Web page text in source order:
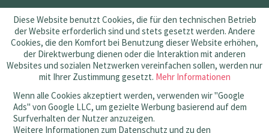
Diese Website benutzt Cookies, die für den technischen Betrieb
der Website erforderlich sind und stets gesetzt werden. Andere
Cookies, die den Komfort bei Benutzung dieser Website erhöhen,
der Direktwerbung dienen oder die Interaktion mit anderen
Websites und sozialen Netzwerken vereinfachen sollen, werden nur
mit Ihrer Zustimmung gesetzt. Mehr Informationen
Wenn alle Cookies akzeptiert werden, verwenden wir "Google
Ads" von Google LLC, um gezielte Werbung basierend auf dem
Surfverhalten der Nutzer anzuzeigen.
Weitere Informationen zum Datenschutz und zu den